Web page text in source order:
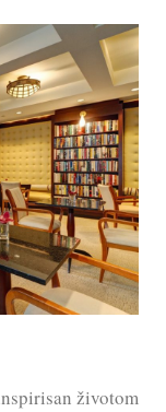
životom